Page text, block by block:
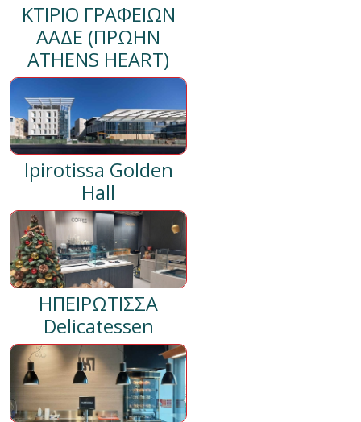
ΚΤΙΡΙΟ ΓΡΑΦΕΙΩΝ
ΑΑΔΕ (ΠΡΩΗΝ
ATHENS HEART)
Ipirotissa Golden
Hall
ΗΠΕΙΡΩΤΙΣΣΑ
Delicatessen